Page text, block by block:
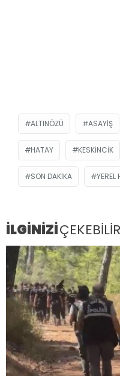
ALTINÖZÜ ASAYIŞ
HATAY KESKINCIK
SON DAKIKA YEREL
İLGİNİZİÇEKEBİLİR